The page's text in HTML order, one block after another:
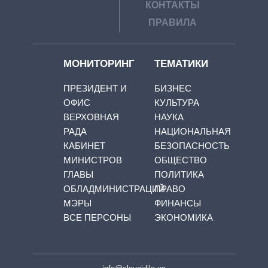
КОНТАКТЫ
ПРАВИЛА
МОНИТОРИНГ
ПРЕЗИДЕНТ И
ОФИС
ВЕРХОВНАЯ
РАДА
КАБИНЕТ
МИНИСТРОВ
ГЛАВЫ
ОБЛАДМИНИСТРАЦИЙ
МЭРЫ
ВСЕ ПЕРСОНЫ
ТЕМАТИКИ
БИЗНЕС
КУЛЬТУРА
НАУКА
НАЦИОНАЛЬНАЯ
БЕЗОПАСНОСТЬ
ОБЩЕСТВО
ПОЛИТИКА
ПРАВО
ФИНАНСЫ
ЭКОНОМИКА